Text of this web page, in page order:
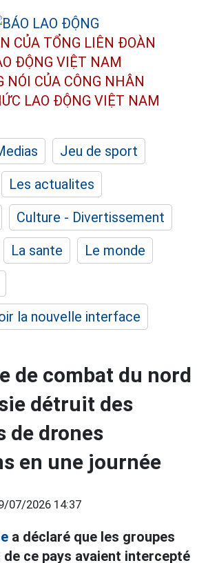
CỦA TỔNG LIÊN ĐOÀN
ĐỘNG VIỆT NAM
NÓI CỦA CÔNG NHÂN
LAO ĐỘNG VIỆT NAM
Jeu de sport
Les actualites
Culture - Divertissement
La sante
Le monde
la nouvelle interface
de combat du nord
détruit des
de drones
en une journée
07/2026 14:37
a déclaré que les groupes
ce pays avaient intercepté